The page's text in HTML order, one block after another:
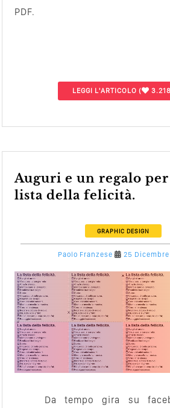
PDF.
LEGGI L'ARTICOLO (
Auguri e un regalo per tutti, la
lista della felicità.
GRAPHIC DESIGN
Paolo Franzese 25 Dicembre
Da tempo gira su